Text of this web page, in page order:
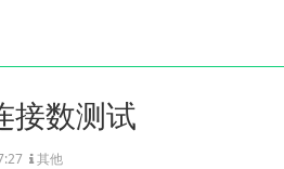
接数测试
其他